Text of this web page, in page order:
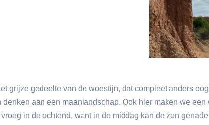
grijze gedeelte van de woestijn, dat compleet anders
aan een maanlandschap. Ook hier maken we een
in de ochtend, want in de middag kan de zon